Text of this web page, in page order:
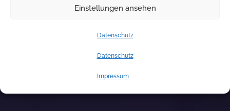
Einstellungen ansehen
Datenschutz
Datenschutz
Impressum
NOTDIENST